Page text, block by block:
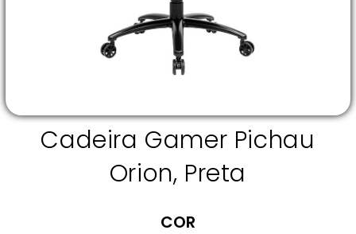
Cadeira Gamer Pichau
Orion, Preta
COR